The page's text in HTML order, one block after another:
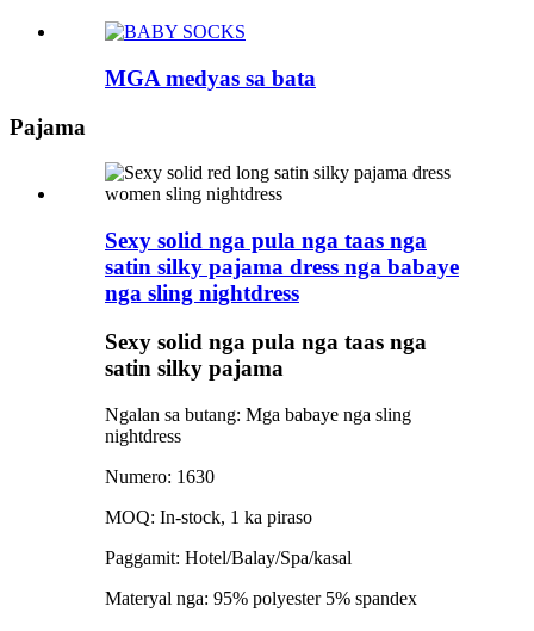
MGA medyas sa bata
Pajama
Sexy solid nga pula nga taas nga
satin silky pajama dress nga babaye
nga sling nightdress
Sexy solid nga pula nga taas nga
satin silky pajama
Ngalan sa butang: Mga babaye nga sling
nightdress
Numero: 1630
MOQ: In-stock, 1 ka piraso
Paggamit: Hotel/Balay/Spa/kasal
Materyal nga: 95% polyester 5% spandex